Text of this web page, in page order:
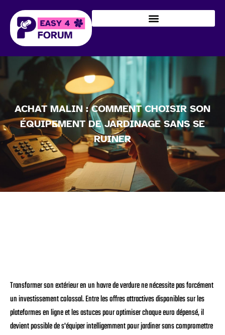
ACHAT MALIN : COMMENT CHOISIR SON
ÉQUIPEMENT DE JARDINAGE SANS SE
RUINER
Transformer son extérieur en un havre de verdure ne nécessite pas forcément
un investissement colossal. Entre les offres attractives disponibles sur les
plateformes en ligne et les astuces pour optimiser chaque euro dépensé, il
devient possible de s'équiper intelligemment pour jardiner sans compromettre